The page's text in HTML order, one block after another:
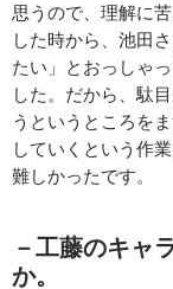
思うので、理解に
した時から、池田
たい」とおっしゃ
した。だから、駄
うというところを
していくという作
難しかったです。
－工藤のキャ
か。